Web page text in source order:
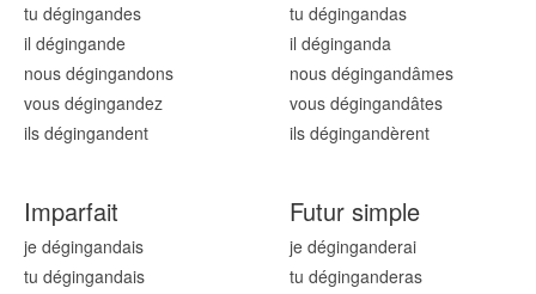
tu dégingandes
il dégingande
nous dégingandons
vous dégingandez
ils dégingandent
tu dégingandas
il déginganda
nous dégingandâmes
vous dégingandâtes
ils dégingandèrent
Imparfait
je dégingandais
tu dégingandais
Futur simple
je déginganderai
tu déginganderas